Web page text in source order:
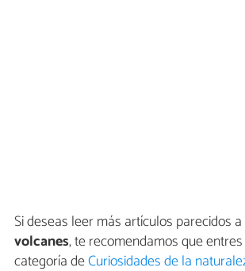
Si deseas leer más artículos parecidos a
volcanes, te recomendamos que
categoría deCuriosidades de la